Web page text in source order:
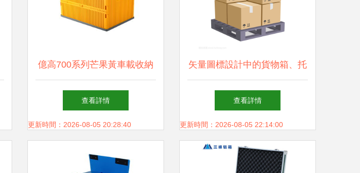
億高700系列芒果黃車載收納
箱評測 后備箱的“收納神器”，
實用與顏值并存
查看詳情
更新時間：2026-08-05 20:28:40
矢量圖標設計中的貨物箱、托
盤與包 現(xiàn)代物流與商業
(yè)的視覺語言
查看詳情
更新時間：2026-08-05 22:14:00